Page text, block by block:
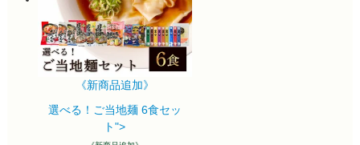
《新商品追加》
選べる！ご当地麺 6食セッ
ト">